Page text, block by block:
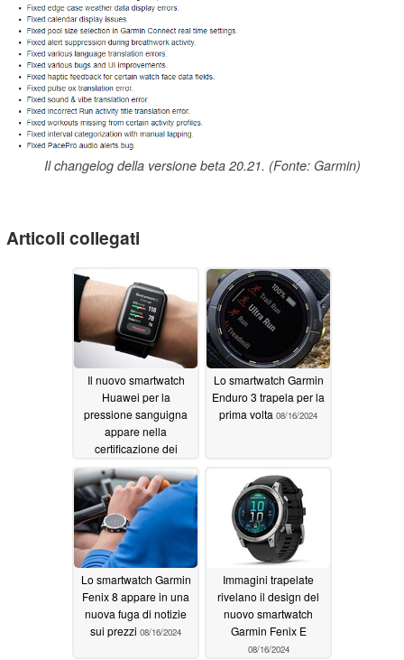
Il changelog della versione beta 20.21. (Fonte: Garmin)
Articoli collegati
Il nuovo smartwatch
Huawei per la
pressione sanguigna
appare nella
certificazione dei
dispositivi medici
08/17/2024
Lo smartwatch Garmin
Enduro 3 trapela per la
prima volta 08/16/2024
Lo smartwatch Garmin
Fenix 8 appare in una
nuova fuga di notizie
sui prezzi 08/16/2024
Immagini trapelate
rivelano il design del
nuovo smartwatch
Garmin Fenix E
08/16/2024